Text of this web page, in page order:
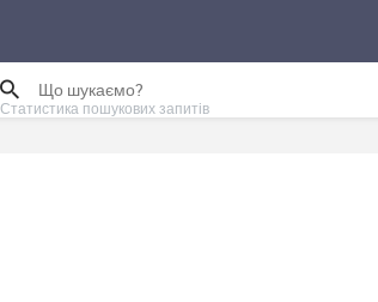
Статистика пошукових запитів